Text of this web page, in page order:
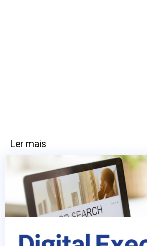
Ler mais